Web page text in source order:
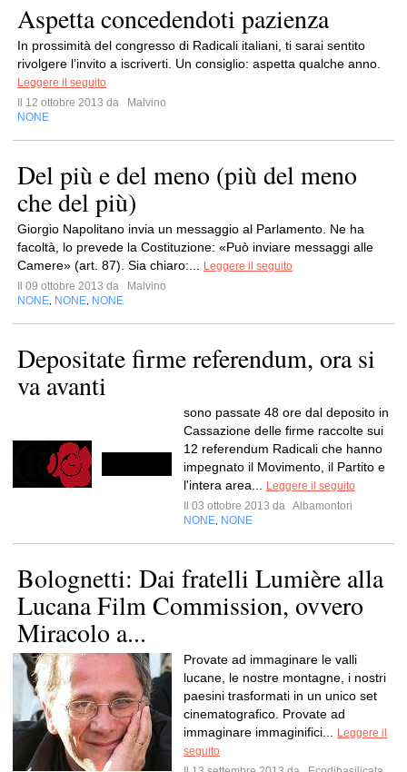
Aspetta concedendoti pazienza
In prossimità del congresso di Radicali italiani, ti sarai sentito
rivolgere l’invito a iscriverti. Un consiglio: aspetta qualche anno.
Leggere il seguito
Il 12 ottobre 2013 da
Malvino
NONE
Del più e del meno (più del meno
che del più)
Giorgio Napolitano invia un messaggio al Parlamento. Ne ha
facoltà, lo prevede la Costituzione: «Può inviare messaggi alle
Camere» (art. 87). Sia chiaro:...
Leggere il seguito
Il 09 ottobre 2013 da
Malvino
NONE NONE NONE
Depositate firme referendum, ora si
va avanti
sono passate 48 ore dal deposito in
Cassazione delle firme raccolte sui
12 referendum Radicali che hanno
impegnato il Movimento, il Partito e
l'intera area...
Leggere il seguito
Il 03 ottobre 2013 da Albamontori
NONE NONE
Bolognetti: Dai fratelli Lumière alla
Lucana Film Commission, ovvero
Miracolo a...
Provate ad immaginare le valli
lucane, le nostre montagne, i nostri
paesini trasformati in un unico set
cinematografico. Provate ad
immaginare immaginifici...
Leggere il
seguito